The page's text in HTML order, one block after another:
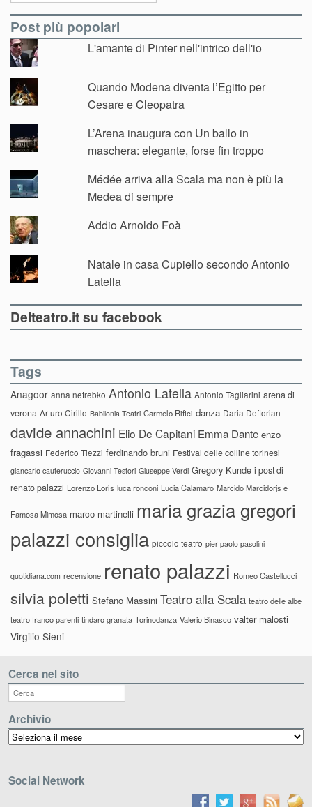
Post più popolari
L'amante di Pinter nell'intrico dell'io
Quando Modena diventa l’Egitto per
Cesare e Cleopatra
L’Arena inaugura con Un ballo in
maschera: elegante, forse fin troppo
Médée arriva alla Scala ma non è più la
Medea di sempre
Addio Arnoldo Foà
Natale in casa Cupiello secondo Antonio
Latella
Delteatro.it su facebook
Tags
Anagoor anna netrebko Antonio Latella Antonio Tagliarini arena di
verona Arturo Cirillo Babilonia Teatri Carmelo Rifici danza Daria Deflorian
davide annachini Elio De Capitani Emma Dante enzo
fragassi Federico Tiezzi ferdinando bruni Festival delle colline torinesi
giancarlo cauteruccio Giovanni Testori Giuseppe Verdi Gregory Kunde i post di
renato palazzi Lorenzo Loris luca ronconi Lucia Calamaro Marcido Marcidorjs e
Famosa Mimosa marco martinelli maria grazia gregori
palazzi consiglia piccolo teatro pier paolo pasolini
quotidiana.com recensione renato palazzi Romeo Castellucci
silvia poletti Stefano Massini Teatro alla Scala teatro delle albe
teatro franco parenti tindaro granata Torinodanza Valerio Binasco valter malosti
Virgilio Sieni
Cerca nel sito
Archivio
Archivio
Social Network